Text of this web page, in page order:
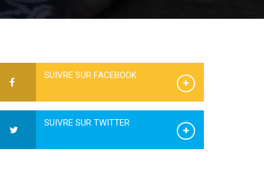
SUIVRE SUR FACEBOOK
SUIVRE SUR TWITTER